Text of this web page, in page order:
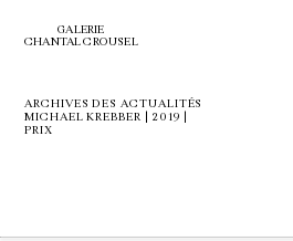
GALERIE
CHANTAL CROUSEL
ARCHIVES DES ACTUALITÉS
MICHAEL KREBBER | 2019 |
PRIX